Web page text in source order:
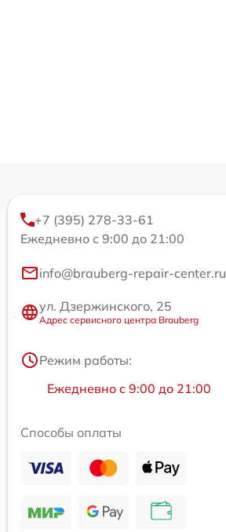
+7 (395) 278-33-61
Ежедневно с 9:00 до 21:00
info@brauberg-repair-center.ru
ул. Дзержинского, 25
Адрес сервисного центра Brauberg
Режим работы:
Ежедневно с 9:00 до 21:00
Способы оплаты